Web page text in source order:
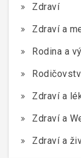
Zdraví
Zdraví a
Rodina a
Zdraví a
Zdraví a
Zdraví a